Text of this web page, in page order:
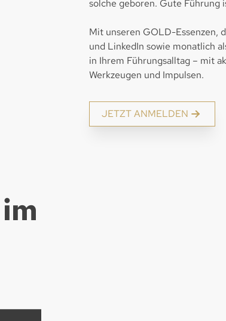
solche geboren. Gute Führung
Mit unseren GOLD-Essenzen,
und LinkedIn sowie monatlich
in Ihrem Führungsalltag – mit
Werkzeugen und Impulsen.
JETZT ANMELDEN